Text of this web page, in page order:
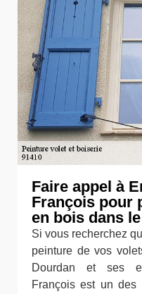
Faire appel à
François pour
en bois dans
Si vous recherchez
peinture de vos
Dourdan et ses
François est un des